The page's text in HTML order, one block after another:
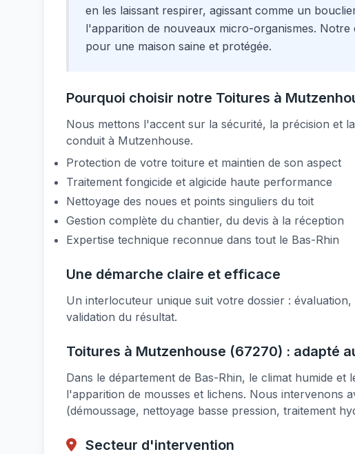
en les laissant respirer, agissant comme un
l'apparition de nouveaux micro-organismes.
pour une maison saine et protégée.
Pourquoi choisir notre Toitures à
Nous mettons l'accent sur la sécurité, la précision et
conduit à Mutzenhouse.
Protection de votre toiture et maintien de son aspect
Traitement fongicide et algicide haute performance
Nettoyage des noues et points singuliers du toit
Gestion complète du chantier, du devis à la réception
Expertise technique reconnue dans tout le Bas-Rhin
Une démarche claire et efficace
Un interlocuteur unique suit votre dossier :
validation du résultat.
Toitures à Mutzenhouse (67270) : adapté
Dans le département de Bas-Rhin, le climat humide
l'apparition de mousses et lichens. Nous intervenons
(démoussage, nettoyage basse pression, traitement
Secteur d'intervention